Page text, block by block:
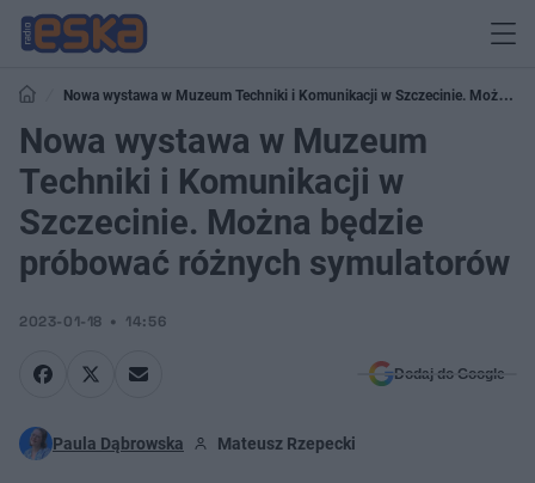
Nowa wystawa w Muzeum Techniki i Komunikacji w Szczecinie. Można
będzie próbować różnych symulatorów
Nowa wystawa w Muzeum
Techniki i Komunikacji w
Szczecinie. Można będzie
próbować różnych symulatorów
2023-01-18 14:56
Dodaj do Google
Paula Dąbrowska Mateusz Rzepecki